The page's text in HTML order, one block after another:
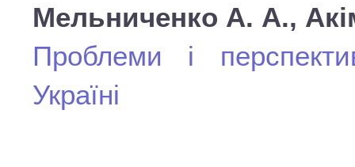
Мельниченко А. А.,
Проблеми і
Україні